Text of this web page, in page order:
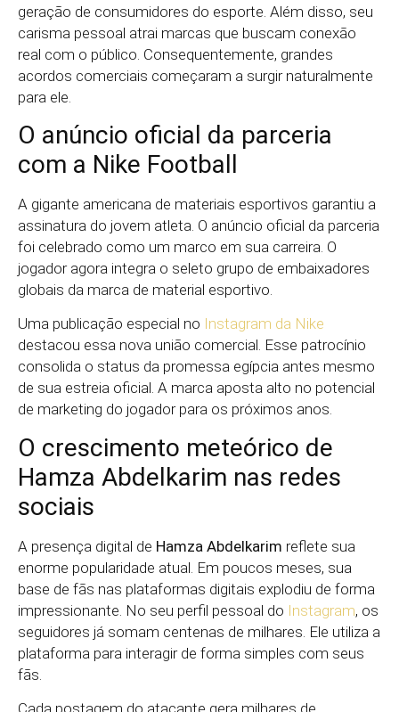
geração de consumidores do esporte. Além disso, seu
carisma pessoal atrai marcas que buscam conexão
real com o público. Consequentemente, grandes
acordos comerciais começaram a surgir naturalmente
para ele.
O anúncio oficial da parceria
com a Nike Football
A gigante americana de materiais esportivos garantiu a
assinatura do jovem atleta. O anúncio oficial da parceria
foi celebrado como um marco em sua carreira. O
jogador agora integra o seleto grupo de embaixadores
globais da marca de material esportivo.
Uma publicação especial no Instagram da Nike
destacou essa nova união comercial. Esse patrocínio
consolida o status da promessa egípcia antes mesmo
de sua estreia oficial. A marca aposta alto no potencial
de marketing do jogador para os próximos anos.
O crescimento meteórico de
Hamza Abdelkarim nas redes
sociais
A presença digital de Hamza Abdelkarim reflete sua
enorme popularidade atual. Em poucos meses, sua
base de fãs nas plataformas digitais explodiu de forma
impressionante. No seu perfil pessoal do Instagram, os
seguidores já somam centenas de milhares. Ele utiliza a
plataforma para interagir de forma simples com seus
fãs.